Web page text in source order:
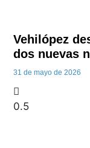
Vehilópez
dos nuevas
31 de mayo de 2026